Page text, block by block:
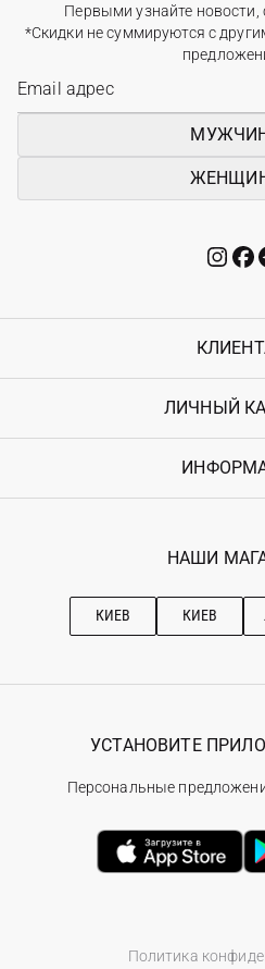
Первыми узнайте новости,
*Скидки не суммируются с
ЛИЧНЫЙ
Войти
Ostriv
Наши
Рекомендации
НАШИ
КИЕВ КИЕВ
Политика
УСТАНОВИТЕ
Персональные